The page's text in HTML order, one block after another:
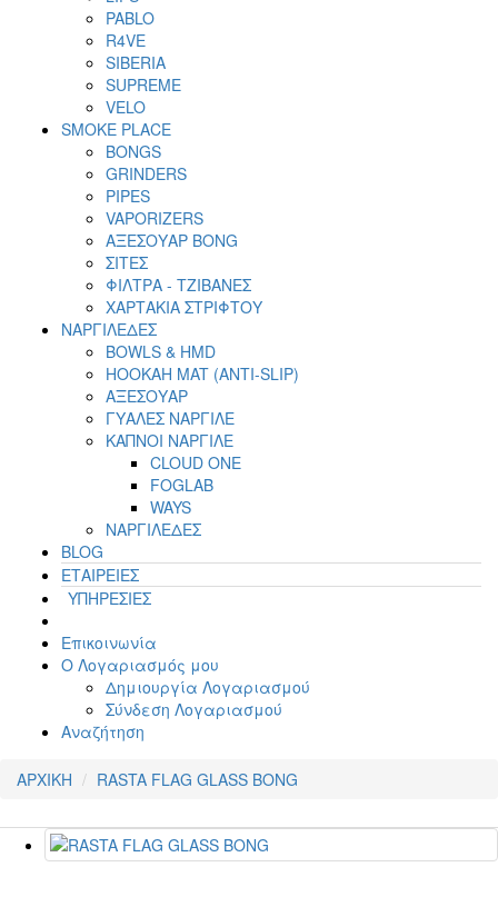
PABLO
R4VE
SIBERIA
SUPREME
VELO
SMOKE PLACE
BONGS
GRINDERS
PIPES
VAPORIZERS
ΑΞΕΣΟΥΑΡ BONG
ΣΙΤΕΣ
ΦΙΛΤΡΑ - ΤΖΙΒΑΝΕΣ
ΧΑΡΤΑΚΙΑ ΣΤΡΙΦΤΟΥ
ΝΑΡΓΙΛΕΔΕΣ
BOWLS & HMD
HOOKAH MAT (ANTI-SLIP)
ΑΞΕΣΟΥΑΡ
ΓΥΑΛΕΣ ΝΑΡΓΙΛΕ
ΚΑΠΝΟΙ ΝΑΡΓΙΛΕ
CLOUD ONE
FOGLAB
WAYS
ΝΑΡΓΙΛΕΔΕΣ
BLOG
ΕΤΑΙΡΕΙΕΣ
ΥΠΗΡΕΣΙΕΣ
Επικοινωνία
Ο Λογαριασμός μου
Δημιουργία Λογαριασμού
Σύνδεση Λογαριασμού
Αναζήτηση
ΑΡΧΙΚΗ RASTA FLAG GLASS BONG